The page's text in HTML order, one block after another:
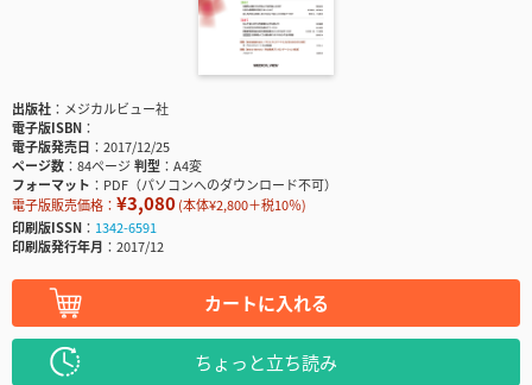
出版社
メジカルビュー社
電子版ISBN
電子版発売日
2017/12/25
ページ数
84ページ判型
A4変
フォーマット
PDF（パソコンへのダウンロード不可）
電子版販売価格： ¥3,080(本体¥2,800＋税10％)
印刷版ISSN
1342-6591
印刷版発行年月
2017/12
カートに入れる
ちょっと立ち読み